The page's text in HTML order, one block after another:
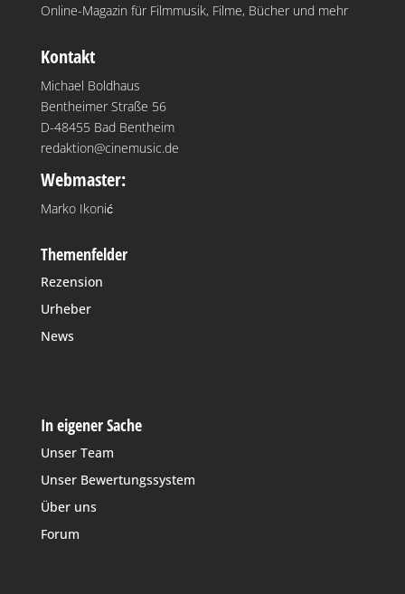
Online-Magazin für Filmmusik, Filme, Bücher und mehr
Kontakt
Michael Boldhaus
Bentheimer Straße 56
D-48455 Bad Bentheim
redaktion@cinemusic.de
Webmaster:
Marko Ikonić
Themenfelder
Rezension
Urheber
News
In eigener Sache
Unser Team
Unser Bewertungssystem
Über uns
Forum